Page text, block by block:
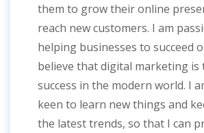
them to grow their online
reach new customers. I am
helping businesses to succeed
believe that digital marketing is
success in the modern world. I
keen to learn new things and
the latest trends, so that I can